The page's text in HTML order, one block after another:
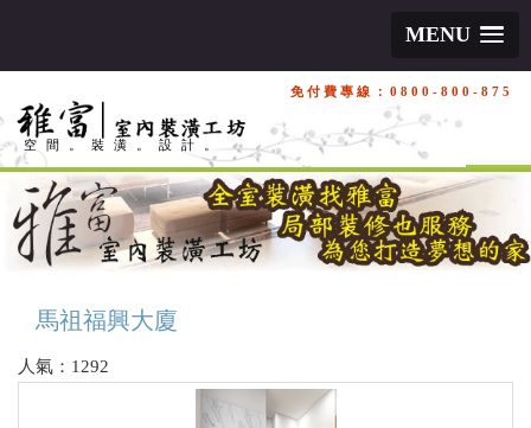
MENU
空間。裝潢。設計。
免付費專線：0800-800-875
馬祖福興大廈
人氣：1292